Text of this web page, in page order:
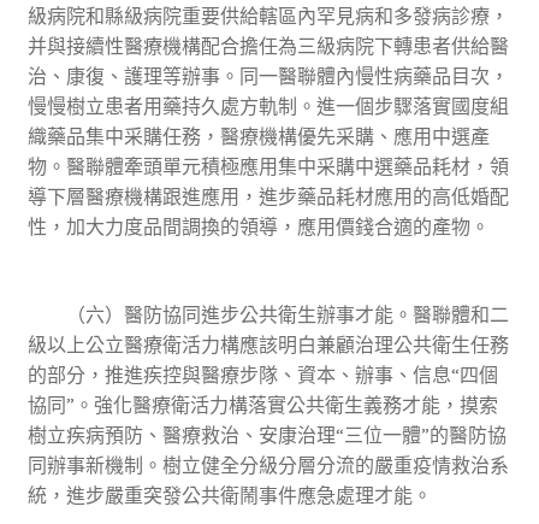
級病院和縣級病院重要供給轄區內罕見病和多發病診療，
并與接續性醫療機構配合擔任為三級病院下轉患者供給醫
治、康復、護理等辦事。同一醫聯體內慢性病藥品目次，
慢慢樹立患者用藥持久處方軌制。進一個步驟落實國度組
織藥品集中采購任務，醫療機構優先采購、應用中選產
物。醫聯體牽頭單元積極應用集中采購中選藥品耗材，領
導下層醫療機構跟進應用，進步藥品耗材應用的高低婚配
性，加大力度品間調換的領導，應用價錢合適的產物。
（六）醫防協同進步公共衛生辦事才能。醫聯體和二
級以上公立醫療衛活力構應該明白兼顧治理公共衛生任務
的部分，推進疾控與醫療步隊、資本、辦事、信息“四個
協同”。強化醫療衛活力構落實公共衛生義務才能，摸索
樹立疾病預防、醫療救治、安康治理“三位一體”的醫防協
同辦事新機制。樹立健全分級分層分流的嚴重疫情救治系
統，進步嚴重突發公共衛鬧事件應急處理才能。